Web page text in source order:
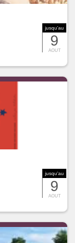
jusqu'au
9
AOUT
jusqu'au
9
AOUT